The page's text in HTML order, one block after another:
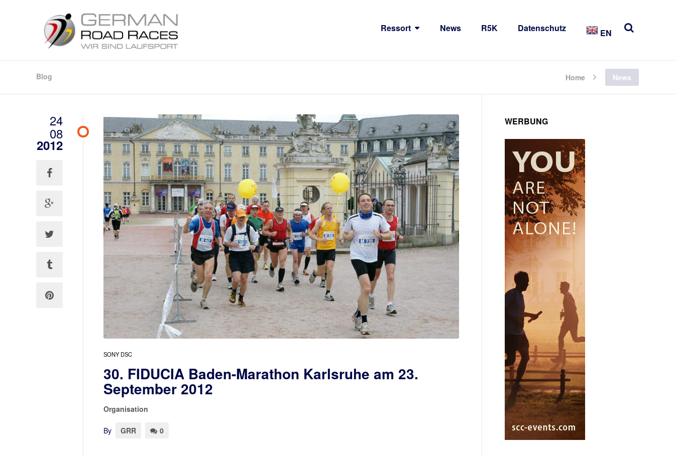
Ressort News R5K Datenschutz EN
Blog Home News
24
08
2012
SONY DSC
30. FIDUCIA Baden-Marathon Karlsruhe am 23.
September 2012
Organisation
By GRR 0
WERBUNG